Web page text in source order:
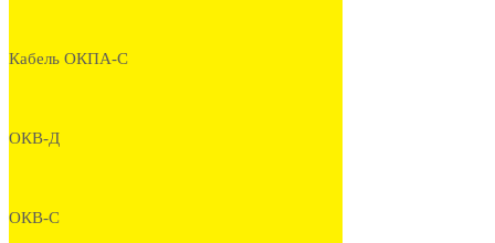
Кабель ОКПА-С
ОКВ-Д
ОКВ-С